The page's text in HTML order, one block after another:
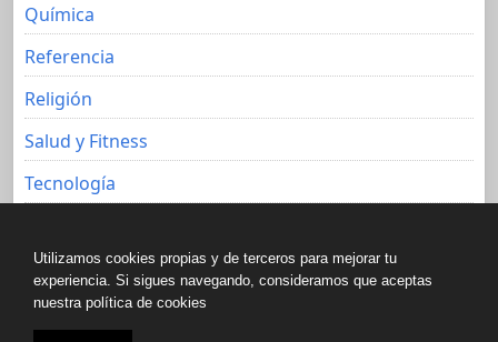
Química
Referencia
Religión
Salud y Fitness
Tecnología
Utilizamos cookies propias y de terceros para mejorar tu
experiencia. Si sigues navegando, consideramos que aceptas
nuestra política de cookies